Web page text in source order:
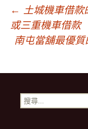
文
章
導
覽
←
土城機車借
或三重機車借款
南屯當舖最優
搜
尋